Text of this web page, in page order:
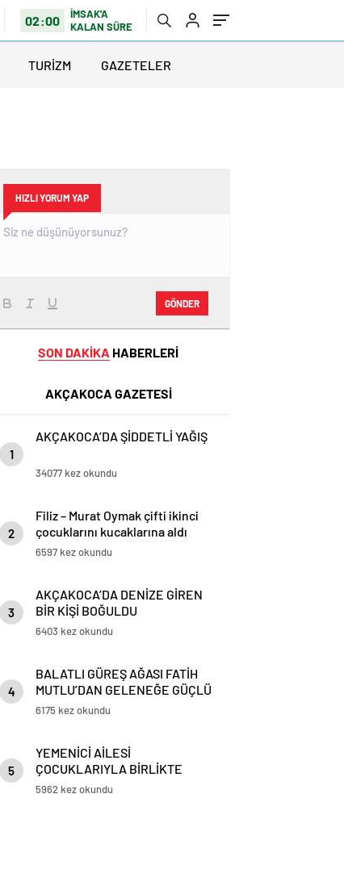
02:00
İMSAK'A
KALAN SÜRE
TURİZM GAZETELER
HIZLI YORUM YAP
GÖNDER
SON DAKİKA HABERLERİ
AKÇAKOCA GAZETESİ
1
AKÇAKOCA’DA ŞİDDETLİ YAĞIŞ
34077 kez okundu
2
Filiz – Murat Oymak çifti ikinci
çocuklarını kucaklarına aldı
6597 kez okundu
3
AKÇAKOCA’DA DENİZE GİREN
BİR KİŞİ BOĞULDU
6403 kez okundu
4
BALATLI GÜREŞ AĞASI FATİH
MUTLU’DAN GELENEĞE GÜÇLÜ
DESTEK!
6175 kez okundu
5
YEMENİCİ AİLESİ
ÇOCUKLARIYLA BİRLİKTE
KARIN KEYFİNİ ÇIKARDI
5962 kez okundu